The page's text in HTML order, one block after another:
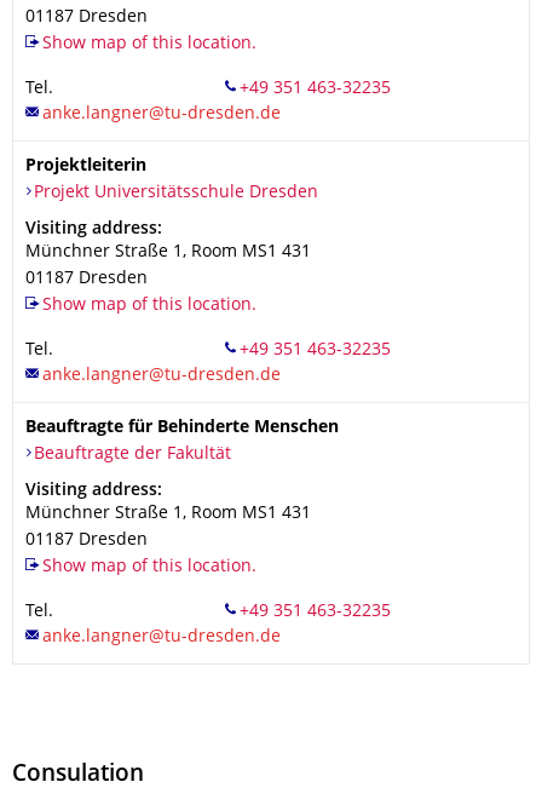
01187 Dresden
Show map of this location.
Tel. +49 351 463-32235
Projektleiterin
Organization Name
Projekt Universitätsschule Dresden
Projekt Universitätsschule Dresden
Address
Visiting address:
Münchner Straße 1 , Room MS1 431
01187 Dresden
Show map of this location.
Tel. +49 351 463-32235
Beauftragte für Behinderte Menschen
Organization Name
Beauftragte der Fakultät
Beauftragte der Fakultät
Address
Visiting address:
Münchner Straße 1 , Room MS1 431
01187 Dresden
Show map of this location.
Tel. +49 351 463-32235
Consulation